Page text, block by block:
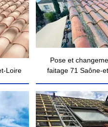
Loire
Pose et
faitage 71 Saône-